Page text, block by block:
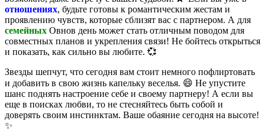
отношениях, будьте готовы к романтическим жестам и
проявлению чувств, которые сблизят вас с партнером. А для
семейных Овнов день может стать отличным поводом для
совместных планов и укрепления связи! Не бойтесь открыться
и показать, как сильно вы любите. 💞
Звезды шепчут, что сегодня вам стоит немного пофлиртовать
и добавить в свою жизнь капельку веселья. 😄 Не упустите
шанс поднять настроение себе и своему партнеру! А если вы
еще в поисках любви, то не стесняйтесь быть собой и
доверять своим инстинктам. Ваше обаяние сегодня на высоте!
✨